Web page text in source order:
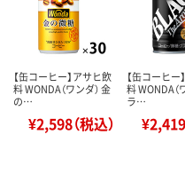
【缶コーヒー】アサヒ飲
料 WONDA（ワンダ） 金
の…
¥2,598（税込）
【缶コーヒー
料 WONDA（
ラ…
¥2,419